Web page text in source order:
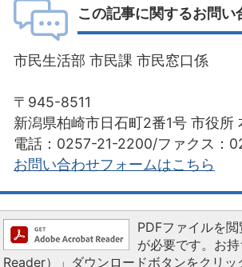
この記事に関するお問い
市民生活部 市民課 市民窓口係
〒945-8511
新潟県柏崎市日石町2番1号 市役所
電話：0257-21-2200/ファクス：
お問い合わせフォームはこちら
PDFファイルを
が必要です。お
Reader）」ダウンロードボタンをクリ